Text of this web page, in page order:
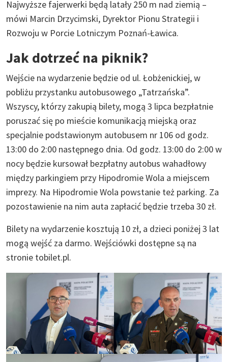
Najwyższe fajerwerki będą latały 250 m nad ziemią –
mówi Marcin Drzycimski, Dyrektor Pionu Strategii i
Rozwoju w Porcie Lotniczym Poznań-Ławica.
Jak dotrzeć na piknik?
Wejście na wydarzenie będzie od ul. Łobżenickiej, w
pobliżu przystanku autobusowego „Tatrzańska”.
Wszyscy, którzy zakupią bilety, mogą 3 lipca bezpłatnie
poruszać się po mieście komunikacją miejską oraz
specjalnie podstawionym autobusem nr 106 od godz.
13:00 do 2:00 następnego dnia. Od godz. 13:00 do 2:00 w
nocy będzie kursował bezpłatny autobus wahadłowy
między parkingiem przy Hipodromie Wola a miejscem
imprezy. Na Hipodromie Wola powstanie też parking. Za
pozostawienie na nim auta zapłacić będzie trzeba 30 zł.
Bilety na wydarzenie kosztują 10 zł, a dzieci poniżej 3 lat
mogą wejść za darmo. Wejściówki dostępne są na
stronie tobilet.pl.